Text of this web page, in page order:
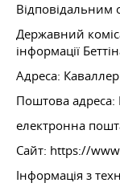
Відповідальним
Державний
інформації
Адреса:
Поштова
електронна
Сайт: https://
Інформація з